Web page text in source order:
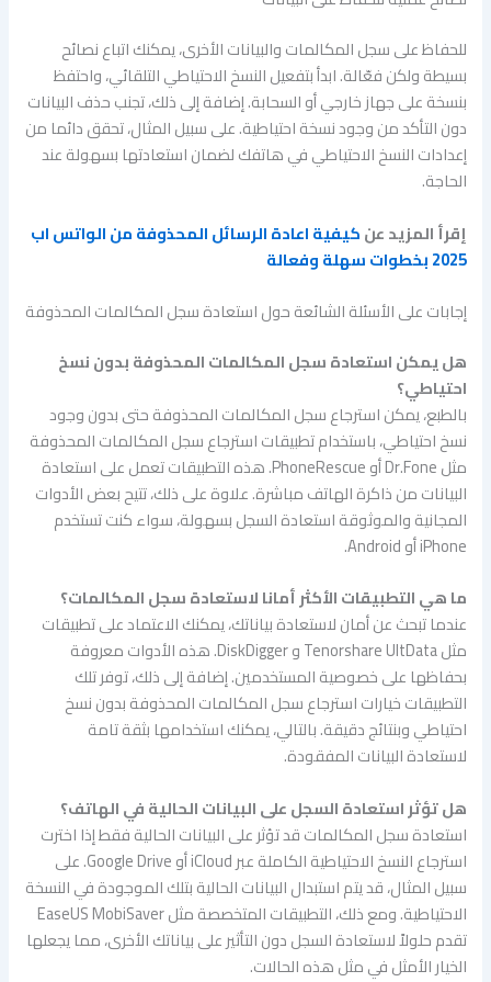
للحفاظ على سجل المكالمات والبيانات الأخرى، يمكنك اتباع نصائح
بسيطة ولكن فعّالة. ابدأ بتفعيل النسخ الاحتياطي التلقائي، واحتفظ
بنسخة على جهاز خارجي أو السحابة. إضافة إلى ذلك، تجنب حذف البيانات
دون التأكد من وجود نسخة احتياطية. على سبيل المثال، تحقق دائما من
إعدادات النسخ الاحتياطي في هاتفك لضمان استعادتها بسهولة عند
الحاجة.
إقرأ المزيد عنكيفية اعادة الرسائل المحذوفة من الواتس اب
2025 بخطوات سهلة وفعالة
إجابات على الأسئلة الشائعة حول استعادة سجل المكالمات المحذوفة
هل يمكن استعادة سجل المكالمات المحذوفة بدون نسخ
احتياطي؟
بالطبع، يمكن استرجاع سجل المكالمات المحذوفة حتى بدون وجود
نسخ احتياطي، باستخدام تطبيقات استرجاع سجل المكالمات المحذوفة
مثل Dr.Fone أو PhoneRescue. هذه التطبيقات تعمل على استعادة
البيانات من ذاكرة الهاتف مباشرة. علاوة على ذلك، تتيح بعض الأدوات
المجانية والموثوقة استعادة السجل بسهولة، سواء كنت تستخدم
iPhone أو Android.
ما هي التطبيقات الأكثر أمانا لاستعادة سجل المكالمات؟
عندما تبحث عن أمان لاستعادة بياناتك، يمكنك الاعتماد على تطبيقات
مثل Tenorshare UltData و DiskDigger. هذه الأدوات معروفة
بحفاظها على خصوصية المستخدمين. إضافة إلى ذلك، توفر تلك
التطبيقات خيارات استرجاع سجل المكالمات المحذوفة بدون نسخ
احتياطي وبنتائج دقيقة. بالتالي، يمكنك استخدامها بثقة تامة
لاستعادة البيانات المفقودة.
هل تؤثر استعادة السجل على البيانات الحالية في الهاتف؟
استعادة سجل المكالمات قد تؤثر على البيانات الحالية فقط إذا اخترت
استرجاع النسخ الاحتياطية الكاملة عبر iCloud أو Google Drive. على
سبيل المثال، قد يتم استبدال البيانات الحالية بتلك الموجودة في النسخة
الاحتياطية. ومع ذلك، التطبيقات المتخصصة مثل EaseUS MobiSaver
تقدم حلولاً لاستعادة السجل دون التأثير على بياناتك الأخرى، مما يجعلها
الخيار الأمثل في مثل هذه الحالات.